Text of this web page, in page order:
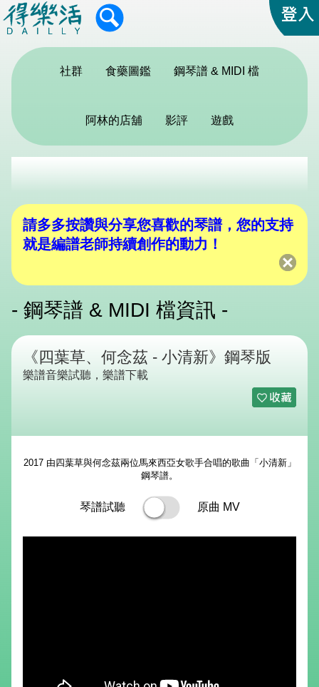
社群 食藥圖鑑 鋼琴譜 & MIDI 檔
阿林的店舖 影評 遊戲
請多多按讚與分享您喜歡的琴譜，您的支持
就是編譜老師持續創作的動力！
- 鋼琴譜 & MIDI 檔資訊 -
《四葉草、何念茲 - 小清新》鋼琴版
樂譜音樂試聽，樂譜下載
2017 由四葉草與何念茲兩位馬來西亞女歌手合唱的歌曲「小清新」
鋼琴譜。
琴譜試聽 原曲 MV